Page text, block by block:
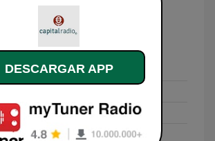
Capital Radio:
FM
DESCARGAR APP